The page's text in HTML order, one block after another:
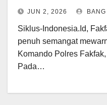
JUN 2, 2026
Siklus-Indonesia.Id,
penuh semangat
Komando Polres
Pada…